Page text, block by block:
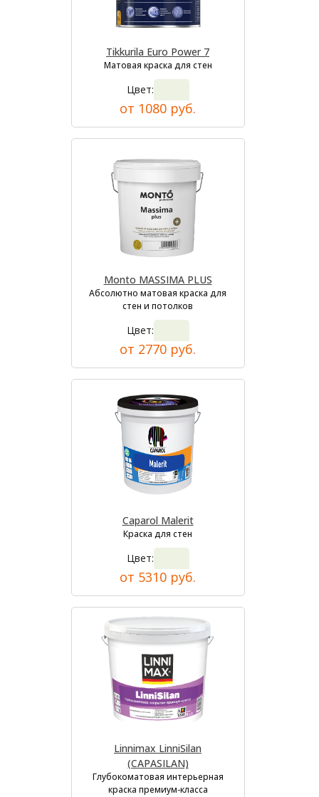
Tikkurila Euro Power 7
Матовая краска для стен
Цвет:
от 1080 руб.
Monto MASSIMA PLUS
Абсолютно матовая краска для
стен и потолков
Цвет:
от 2770 руб.
Caparol Malerit
Краска для стен
Цвет:
от 5310 руб.
Linnimax LinniSilan
(CAPASILAN)
Глубокоматовая интерьерная
краска премиум-класса